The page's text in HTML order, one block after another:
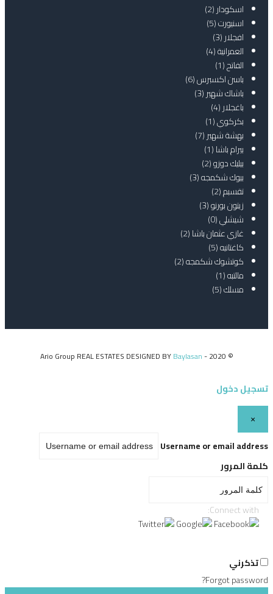
اسكودار(2)
اسنيورت(5)
افجلار(3)
العمرانية(4)
الفاتح(1)
باسن اكسبرس(6)
باشاك شهير(3)
باغجلار(4)
بكركوي(1)
بهشة شهير(7)
بيرام باشا(1)
بيليك دوزو(2)
بيوك شكمجه(3)
تقسبم(2)
زيتون بورنو(3)
شيشلي(0)
غازي عثمان باشا(2)
كاغتانيه(5)
كوتشوك شكمجه(2)
مالتبه(1)
مسلك(5)
© 2020 - Ario Group REAL ESTATES DESIGNED BY
Baylasan
تسجيل دخول
×
Username or email address
كلمة المرور
Connect with:
تذكرني
Forgot password?